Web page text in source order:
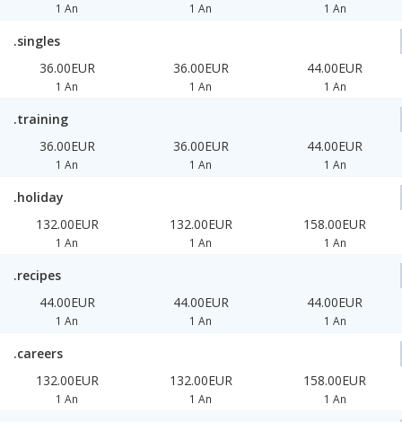
1 An 1 An 1 An
.singles
36.00EUR
1 An
36.00EUR
1 An
44.00EUR
1 An
.training
36.00EUR
1 An
36.00EUR
1 An
44.00EUR
1 An
.holiday
132.00EUR
1 An
132.00EUR
1 An
158.00EUR
1 An
.recipes
44.00EUR
1 An
44.00EUR
1 An
44.00EUR
1 An
.careers
132.00EUR
1 An
132.00EUR
1 An
158.00EUR
1 An